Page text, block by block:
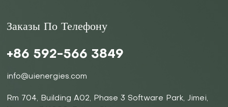
Заказы По Телефону
+86 592-566 3849
info@uienergies.com
Rm 704, Building A02, Phase 3 Software Park, Jimei,